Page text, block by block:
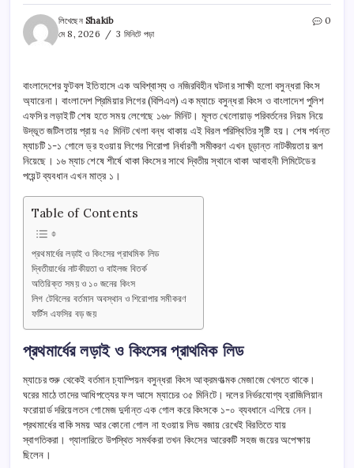
লিখেছেন Shakib
মে 8, 2026
3 মিনিটে পড়া
0
বাংলাদেশের ফুটবল ইতিহাসে এক অবিশ্বাস্য ও নজিরবিহীন ঘটনার সাক্ষী হলো বসুন্ধরা কিংস
অ্যারেনা। বাংলাদেশ প্রিমিয়ার লিগের (বিপিএল) এক ম্যাচে বসুন্ধরা কিংস ও বাংলাদেশ পুলিশ
এফসির লড়াইটি শেষ হতে সময় লেগেছে ১৬৮ মিনিট। মূলত খেলোয়াড় পরিবর্তনের নিয়ম নিয়ে
উদ্ভূত জটিলতায় প্রায় ৭৫ মিনিট খেলা বন্ধ থাকায় এই বিরল পরিস্থিতির সৃষ্টি হয়। শেষ পর্যন্ত
ম্যাচটি ১-১ গোলে ড্র হওয়ায় লিগের শিরোপা নির্ধারণী সমীকরণ এখন চূড়ান্ত নাটকীয়তায় রূপ
নিয়েছে। ১৬ ম্যাচ শেষে শীর্ষে থাকা কিংসের সাথে দ্বিতীয় স্থানে থাকা আবাহনী লিমিটেডের
পয়েন্ট ব্যবধান এখন মাত্র ১।
Table of Contents
প্রথমার্ধের লড়াই ও কিংসের প্রাথমিক লিড
দ্বিতীয়ার্ধের নাটকীয়তা ও বাইলজ বিতর্ক
অতিরিক্ত সময় ও ১০ জনের কিংস
লিগ টেবিলের বর্তমান অবস্থান ও শিরোপার সমীকরণ
ফর্টিস এফসির বড় জয়
প্রথমার্ধের লড়াই ও কিংসের প্রাথমিক লিড
ম্যাচের শুরু থেকেই বর্তমান চ্যাম্পিয়ন বসুন্ধরা কিংস আক্রমণাত্মক মেজাজে খেলতে থাকে।
ঘরের মাঠে তাদের আধিপত্যের ফল আসে ম্যাচের ৩৫ মিনিটে। দলের নির্ভরযোগ্য ব্রাজিলিয়ান
ফরোয়ার্ড দরিয়েলতন গোমেজ দুর্দান্ত এক গোল করে কিংসকে ১-০ ব্যবধানে এগিয়ে নেন।
প্রথমার্ধের বাকি সময় আর কোনো গোল না হওয়ায় লিড বজায় রেখেই বিরতিতে যায়
স্বাগতিকরা। গ্যালারিতে উপস্থিত সমর্থকরা তখন কিংসের আরেকটি সহজ জয়ের অপেক্ষায়
ছিলেন।